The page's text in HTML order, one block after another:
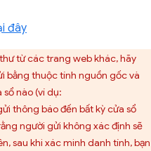
đây
từ các trang web khác, hãy
bằng thuộc tính nguồn gốc và
nào (ví dụ:
thông báo đến bất kỳ cửa sổ
người gửi không xác định sẽ
sau khi xác minh danh tính, bạn